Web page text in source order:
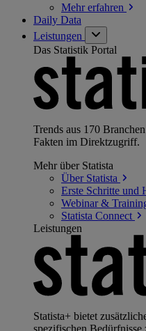
Mehrerfahren
Daily Data
Leistungen
Das Statistik Portal
Trends aus 170
Fakten im Direktzugriff.
Mehr über Statista
Über Statista
Erste Schritte und
Webinar &
Statista Connect
Leistungen
Statista+ bietet
spezifischen